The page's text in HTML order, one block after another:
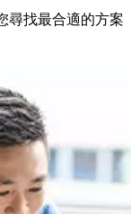
尋找最合適的方案